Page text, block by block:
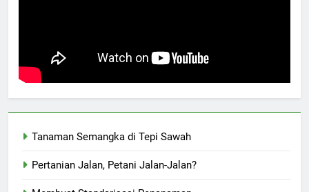
Tanaman Semangka di Tepi Sawah
Pertanian Jalan, Petani Jalan-Jalan?